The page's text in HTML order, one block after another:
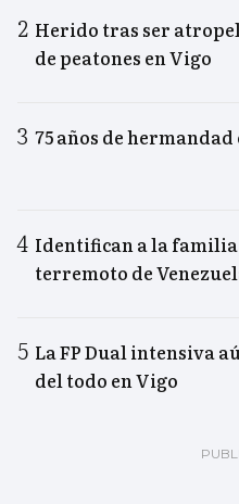
Herido tras ser
de peatones en Vigo
75 años de hermandad
Identifican a la
terremoto de
La FP Dual intensiva
del todo en Vigo